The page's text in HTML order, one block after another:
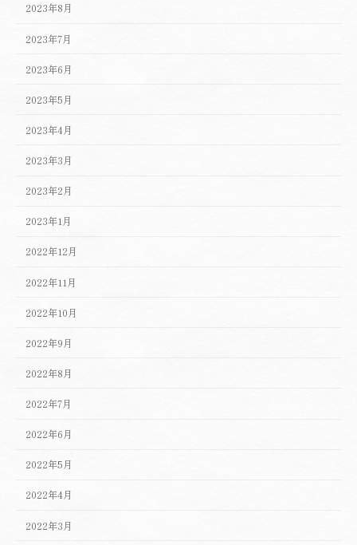
2023年8月
2023年7月
2023年6月
2023年5月
2023年4月
2023年3月
2023年2月
2023年1月
2022年12月
2022年11月
2022年10月
2022年9月
2022年8月
2022年7月
2022年6月
2022年5月
2022年4月
2022年3月